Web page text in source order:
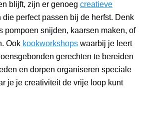
blijft, zijn er genoeg creatieve
die perfect passen bij de herfst. Denk
pompoen snijden, kaarsen maken, of
Ook kookworkshops waarbij je leert
gerechten te bereiden
en dorpen organiseren speciale
je je creativiteit de vrije loop kunt